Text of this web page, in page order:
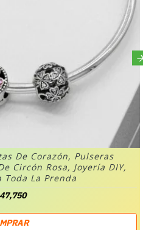
De Corazón, Pulseras
Circón Rosa, Joyería DIY,
Toda La Prenda